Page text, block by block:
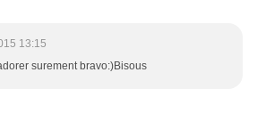
13:15
surement bravo:)Bisous